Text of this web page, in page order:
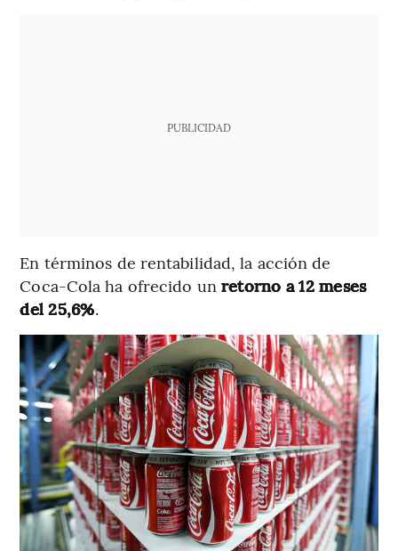
PUBLICIDAD
En términos de rentabilidad, la acción de
Coca-Cola ha ofrecido un retorno a 12 meses
del 25,6%.